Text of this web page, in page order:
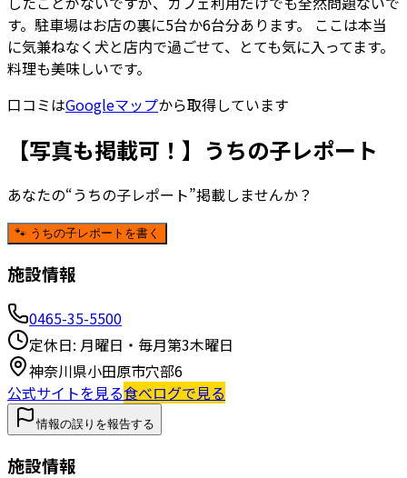
す。駐車場はお店の裏に5台か6台分あります。 ここは本当
に気兼ねなく犬と店内で過ごせて、とても気に入ってます。
料理も美味しいです。
口コミはGoogleマップから取得しています
【写真も掲載可！】うちの子レポート
あなたの“うちの子レポート”掲載しませんか？
🐾 うちの子レポートを書く
施設情報
0465-35-5500
定休日: 月曜日・毎月第3木曜日
神奈川県小田原市穴部6
公式サイトを見る食べログで見る
情報の誤りを報告する
施設情報